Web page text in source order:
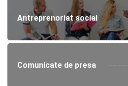
Antreprenoriat social
Comunicate de presa